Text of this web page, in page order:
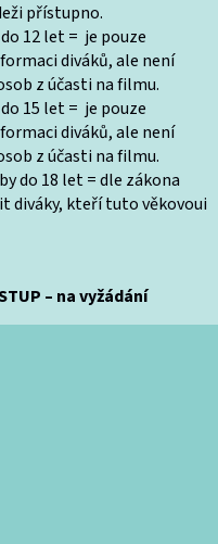
přístupno.
12 let = je pouze
diváků, ale není
z účasti na filmu.
15 let = je pouze
diváků, ale není
z účasti na filmu.
do 18 let = dle zákona
diváky, kteří tuto věkovoui
– na vyžádání